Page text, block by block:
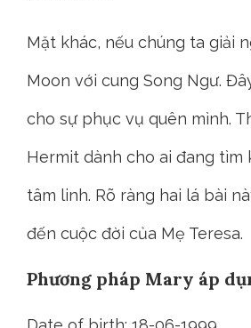
Mặt khác, nếu chúng ta giải
Moon với cung Song Ngư.
cho sự phục vụ quên mình.
Hermit dành cho ai đang tìm
tâm linh. Rõ ràng hai lá bài
đến cuộc đời của Mẹ Teresa.
Phương pháp Mary áp